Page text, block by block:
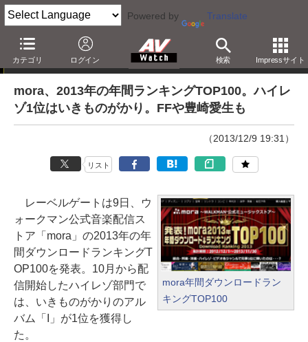
Powered by Translate
カテゴリ ログイン 検索 Impressサイト
ニュース
mora、2013年の年間ランキングTOP100。ハイレ
ゾ1位はいきものがかり。FFや豊崎愛生も
（2013/12/9 19:31）
リスト
mora年間ダウンロードラン
キングTOP100
レーベルゲートは9日、ウ
ォークマン公式音楽配信ス
トア「mora」の2013年の年
間ダウンロードランキングT
OP100を発表。10月から配
信開始したハイレゾ部門で
は、いきものがかりのアル
バム「I」が1位を獲得し
た。